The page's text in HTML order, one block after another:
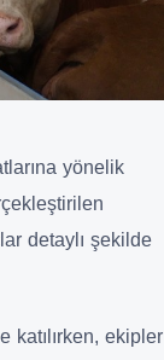
yönelik
detaylı şekilde
katılırken, ekipler